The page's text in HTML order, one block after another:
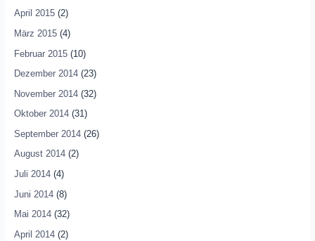
April 2015(2)
März 2015(4)
Februar 2015(10)
Dezember 2014(23)
November 2014(32)
Oktober 2014(31)
September 2014(26)
August 2014(2)
Juli 2014(4)
Juni 2014(8)
Mai 2014(32)
April 2014(2)